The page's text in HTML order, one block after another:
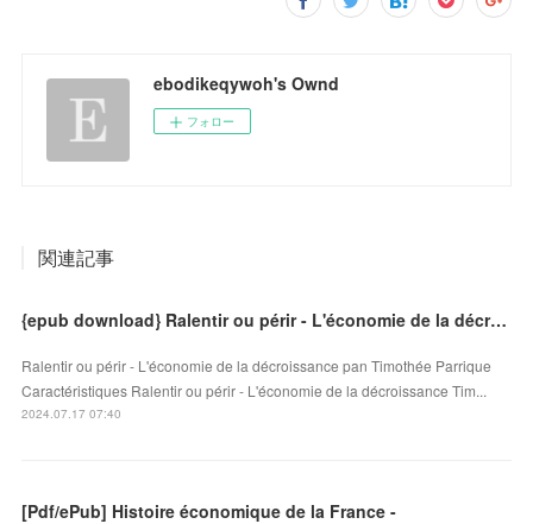
ebodikeqywoh's Ownd
フォロー
関連記事
{epub download} Ralentir ou périr - L'économie de la décroissance
Ralentir ou périr - L'économie de la décroissance pan Timothée Parrique
Caractéristiques Ralentir ou périr - L'économie de la décroissance Tim...
2024.07.17 07:40
[Pdf/ePub] Histoire économique de la France -